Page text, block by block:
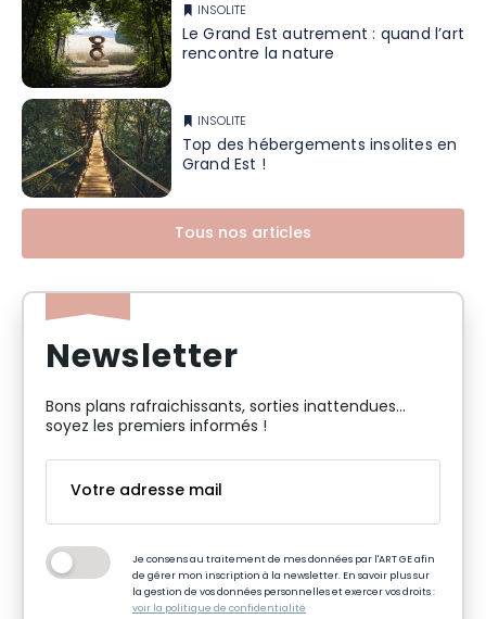
INSOLITE
Le Grand Est autrement : quand l’art
rencontre la nature
INSOLITE
Top des hébergements insolites en
Grand Est !
Tous nos articles
Newsletter
Bons plans rafraichissants, sorties inattendues…
soyez les premiers informés !
Je consens au traitement de mes données par l'ART GE afin
de gérer mon inscription à la newsletter. En savoir plus sur
la gestion de vos données personnelles et exercer vos droits :
voir la politique de confidentialité